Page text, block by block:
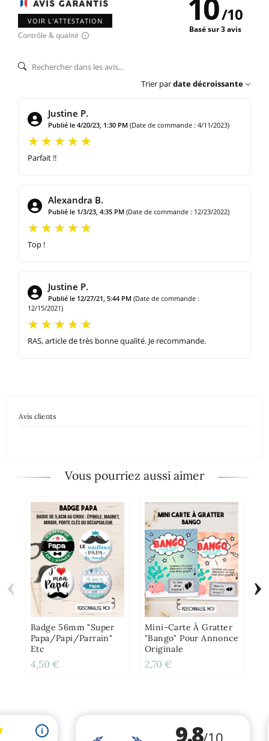
VOIR L'ATTESTATION
Contrôle & qualité
10/10
Basé sur 3 avis
Trier pardate décroissante
Justine P.
Publié le 4/20/23, 1:30 PM (Date de commande : 4/11/2023)
Parfait !!
Alexandra B.
Publié le 1/3/23, 4:35 PM (Date de commande : 12/23/2022)
Top !
Justine P.
Publié le 12/27/21, 5:44 PM (Date de commande :
12/15/2021)
RAS, article de très bonne qualité. Je recommande.
Avis clients
Vous pourriez aussi aimer
Badge 56mm "Super
Papa/Papi/Parrain"
Etc
4,50 €
Mini-Carte À Gratter
"Bango" Pour Annonce
Originale
2,70 €
‹ ›